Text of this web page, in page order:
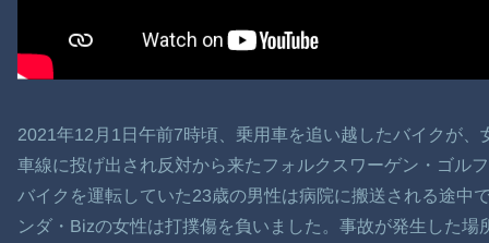
2021年12月1日午前7時頃、乗用車を追い越したバイクが
車線に投げ出され反対から来たフォルクスワーゲン・ゴル
バイクを運転していた23歳の男性は病院に搬送される途中
ンダ・Bizの女性は打撲傷を負いました。事故が発生した